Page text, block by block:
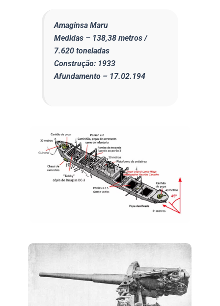
Amaginsa Maru
Medidas – 138,38 metros /
7.620 toneladas
Construção: 1933
Afundamento – 17.02.194